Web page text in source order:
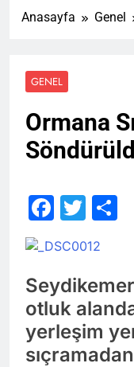
Anasayfa Genel
GENEL
Ormana
otluk
yerleşim